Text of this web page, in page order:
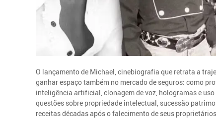
O lançamento de Michael, cinebiografia que retrata a
ganhar espaço também no mercado de seguros: como
inteligência artificial, clonagem de voz, hologramas e
questões sobre propriedade intelectual, sucessão
receitas décadas após o falecimento de seus